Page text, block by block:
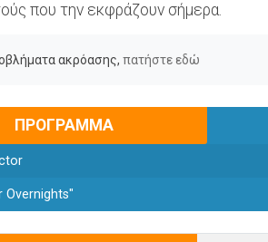
που την εκφράζουν σήμερα.
ακρόασης, πατήστε εδώ
ΠΡΟΓΡΑΜΜΑ
Overnights"